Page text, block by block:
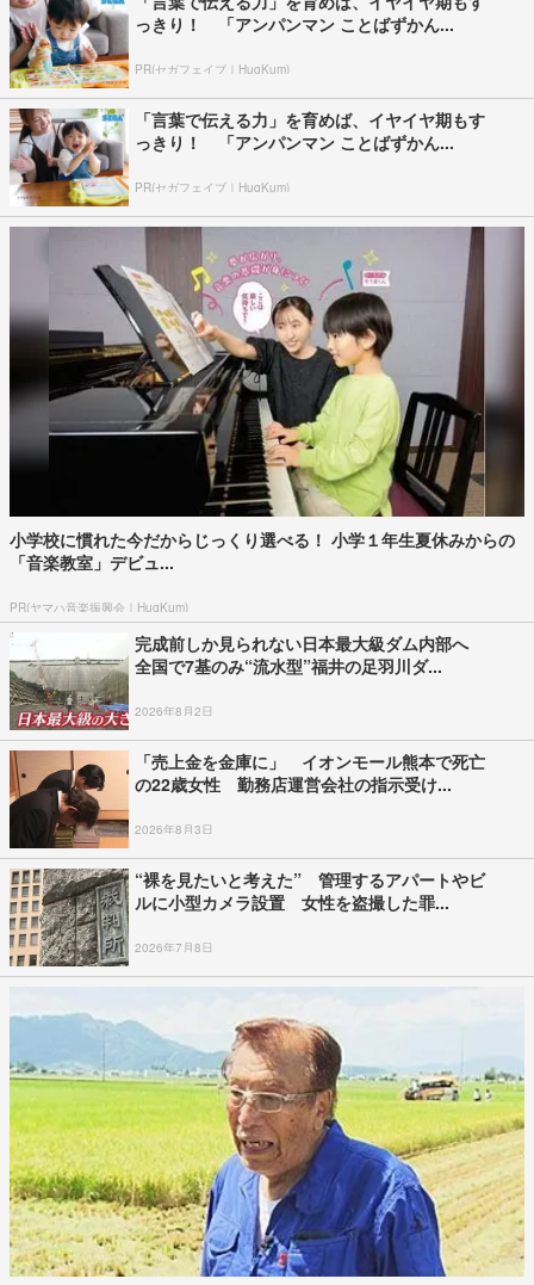
っきり！ 「アンパンマン ことばずかん...
PR(セガフェイブ｜HugKum)
「言葉で伝える力」を育めば、イヤイヤ期もす
っきり！ 「アンパンマン ことばずかん...
PR(セガフェイブ｜HugKum)
小学校に慣れた今だからじっくり選べる！ 小学１年生夏休みからの
「音楽教室」デビュ...
PR(ヤマハ音楽振興会｜HugKum)
完成前しか見られない日本最大級ダム内部へ
全国で7基のみ“流水型”福井の足羽川ダ...
2026年8月2日
「売上金を金庫に」 イオンモール熊本で死亡
の22歳女性 勤務店運営会社の指示受け...
2026年8月3日
“裸を見たいと考えた” 管理するアパートやビ
ルに小型カメラ設置 女性を盗撮した罪...
2026年7月8日